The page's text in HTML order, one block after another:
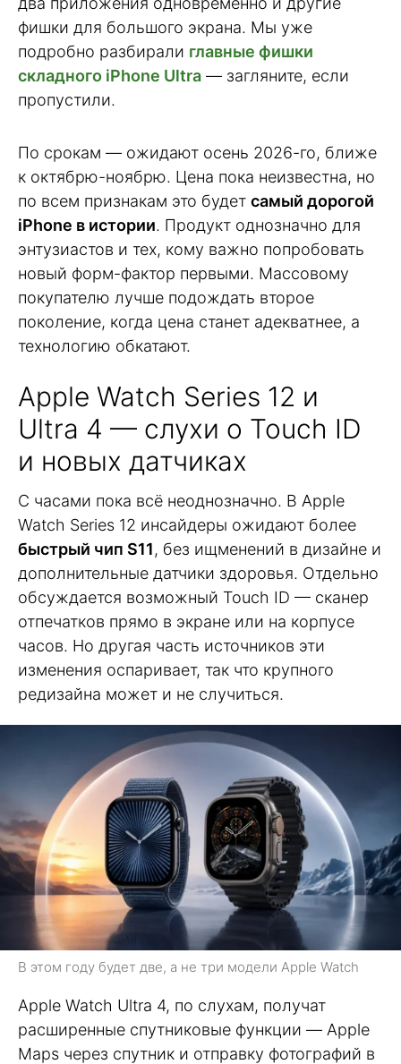
фишки для большого экрана. Мы уже
подробно разбирали главные фишки
складного iPhone Ultra — загляните, если
пропустили.
По срокам — ожидают осень 2026-го, ближе
к октябрю-ноябрю. Цена пока неизвестна, но
по всем признакам это будет самый дорогой
iPhone в истории. Продукт однозначно для
энтузиастов и тех, кому важно попробовать
новый форм-фактор первыми. Массовому
покупателю лучше подождать второе
поколение, когда цена станет адекватнее, а
технологию обкатают.
Apple Watch Series 12 и
Ultra 4 — слухи о Touch ID
и новых датчиках
С часами пока всё неоднозначно. В Apple
Watch Series 12 инсайдеры ожидают более
быстрый чип S11, без ищменений в дизайне и
дополнительные датчики здоровья. Отдельно
обсуждается возможный Touch ID — сканер
отпечатков прямо в экране или на корпусе
часов. Но другая часть источников эти
изменения оспаривает, так что крупного
редизайна может и не случиться.
В этом году будет две, а не три модели Apple Watch
Apple Watch Ultra 4, по слухам, получат
расширенные спутниковые функции — Apple
Maps через спутник и отправку фотографий в